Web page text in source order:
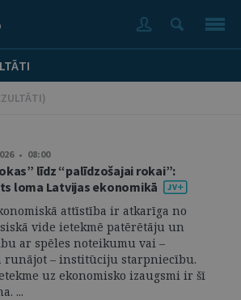
)
• 08:00
līdz “palīdzošajai rokai”:
loma Latvijas ekonomikā
attīstība ir atkarīga no
vide ietekmē patērētāju un
ar spēles noteikumu vai –
runājot – institūciju starpniecību.
uz ekonomisko izaugsmi ir šī
...